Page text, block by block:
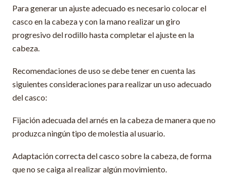
Para generar un ajuste adecuado es necesario colocar el
casco en la cabeza y con la mano realizar un giro
progresivo del rodillo hasta completar el ajuste en la
cabeza.
Recomendaciones de uso se debe tener en cuenta las
siguientes consideraciones para realizar un uso adecuado
del casco:
Fijación adecuada del arnés en la cabeza de manera que no
produzca ningún tipo de molestia al usuario.
Adaptación correcta del casco sobre la cabeza, de forma
que no se caiga al realizar algún movimiento.